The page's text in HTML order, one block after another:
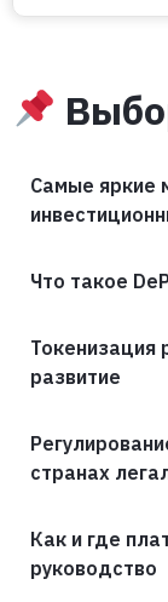
Самые яркие
Что такое
Токенизация
развитие
странах
Как и где
руководство